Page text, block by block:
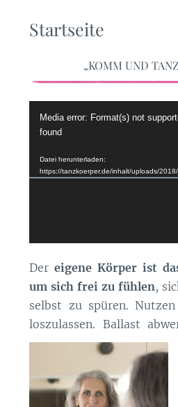
Startseite
„KOMM UND
Player
Media error: Format(s) not
found
Datei herunterladen:
https://tanzkoerper.de/inhalt/uploads/
Dereigene Körper ist
um sich frei zu fühlen,
selbst zu spüren.
loszulassen. Ballast